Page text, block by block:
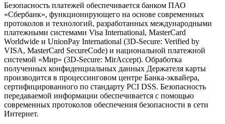
Безопасность платежей обеспечивается банком ПАО
«Сбербанк», функционирующего на основе современных
протоколов и технологий, разработанных международными
платежными системами Visa International, MasterCard
Worldwide и UnionPay International (3D-Secure: Verified by
VISA, MasterCard SecureCode) и национальной платежной
системой «Мир» (3D-Secure: MirAccept). Обработка
полученных конфиденциальных данных Держателя карты
производится в процессинговом центре Банка-эквайера,
сертифицированного по стандарту PCI DSS. Безопасность
передаваемой информации обеспечивается с помощью
современных протоколов обеспечения безопасности в сети
Интернет.